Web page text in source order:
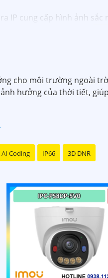
IP cung cấp hình ảnh sắc
quả để bảo vệ ngôi
cho môi trường ngoài
hưởng của thời tiết,
AI Coding IP66 3D DNR